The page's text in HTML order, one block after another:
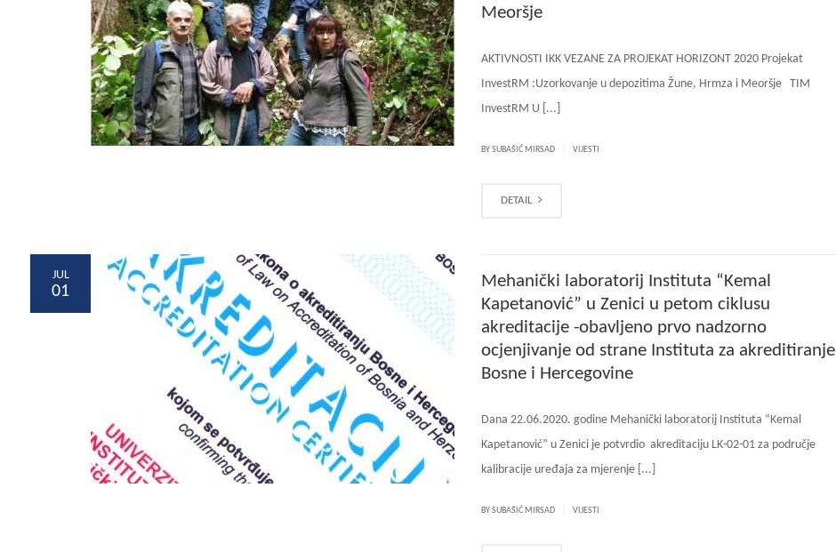
Meoršje
AKTIVNOSTI IKK VEZANE ZA PROJEKAT HORIZONT 2020 Projekat
InvestRM :Uzorkovanje u depozitima Žune, Hrmza i Meoršje TIM
InvestRM U [...]
BY SUBAŠIĆ MIRSAD VIJESTI
DETAIL
JUL
01
Mehanički laboratorij Instituta “Kemal
Kapetanović” u Zenici u petom ciklusu
akreditacije -obavljeno prvo nadzorno
ocjenjivanje od strane Instituta za akreditiranje
Bosne i Hercegovine
Dana 22.06.2020. godine Mehanički laboratorij Instituta “Kemal
Kapetanović” u Zenici je potvrdio akreditaciju LK-02-01 za područje
kalibracije uređaja za mjerenje [...]
BY SUBAŠIĆ MIRSAD VIJESTI